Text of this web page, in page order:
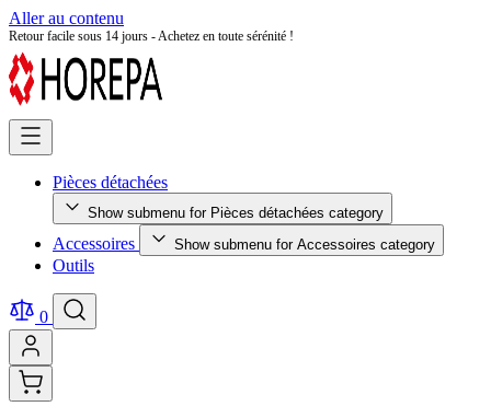
Aller au contenu
Retour facile sous 14 jours - Achetez en toute sérénité !
Pièces détachées
Show submenu for Pièces détachées category
Accessoires Show submenu for Accessoires category
Outils
0